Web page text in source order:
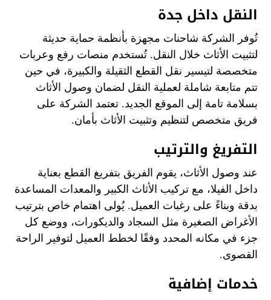
النقل داخل جدة
تُوفر الشركة شاحنات مجهزة بأنظمة حماية حديثة
لتثبيت الأثاث خلال النقل. تُستخدم منصات رفع وعربات
متخصصة لتيسير نقل القطع الثقيلة والكبيرة، في حين
تتم متابعة شاملة لعملية النقل لضمان وصول الأثاث
بسلامة تامة إلى الموقع الجديد. تعتمد الشركة على
فريق متخصص لتنظيم وتثبيت الأثاث بأمان.
التفريغ والترتيب
عند وصول الأثاث، يقوم الفريق بتفريغ القطع بعناية
داخل الفيلا، مع تركيب الأثاث الكبير والمعدات المساعدة
بدقة وبناءً على رغبات العميل. يُولى اهتمام خاص بترتيب
الأغراض الصغيرة مثل السجاد والديكورات، ووضع كل
جزء في مكانه المحدد وفقًا لخطط العميل لتوفير الراحة
القصوى.
خدمات إضافية